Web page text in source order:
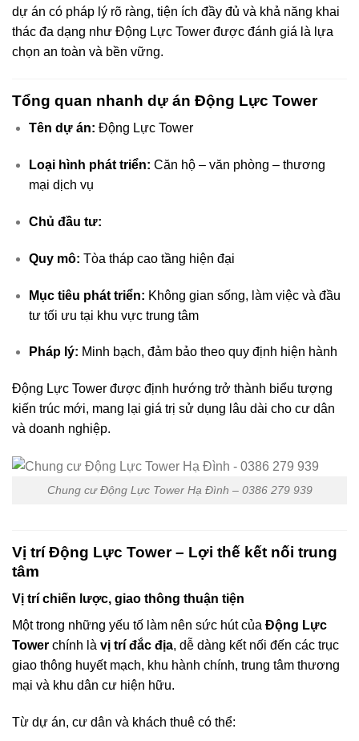
dự án có pháp lý rõ ràng, tiện ích đầy đủ và khả năng khai
thác đa dạng như Động Lực Tower được đánh giá là lựa
chọn an toàn và bền vững.
Tổng quan nhanh dự án Động Lực Tower
Tên dự án: Động Lực Tower
Loại hình phát triển: Căn hộ – văn phòng – thương
mại dịch vụ
Chủ đầu tư:
Quy mô: Tòa tháp cao tầng hiện đại
Mục tiêu phát triển: Không gian sống, làm việc và đầu
tư tối ưu tại khu vực trung tâm
Pháp lý: Minh bạch, đảm bảo theo quy định hiện hành
Động Lực Tower được định hướng trở thành biểu tượng
kiến trúc mới, mang lại giá trị sử dụng lâu dài cho cư dân
và doanh nghiệp.
Chung cư Động Lực Tower Hạ Đình – 0386 279 939
Vị trí Động Lực Tower – Lợi thế kết nối trung
tâm
Vị trí chiến lược, giao thông thuận tiện
Một trong những yếu tố làm nên sức hút của Động Lực
Tower chính là vị trí đắc địa, dễ dàng kết nối đến các trục
giao thông huyết mạch, khu hành chính, trung tâm thương
mại và khu dân cư hiện hữu.
Từ dự án, cư dân và khách thuê có thể: